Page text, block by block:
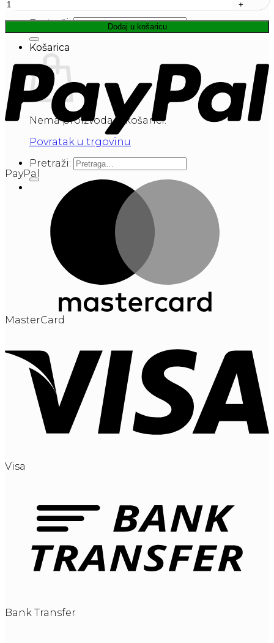
Pretraži:
Košarica
Nema proizvoda u košarici.
Povratak u trgovinu
Pretraži:
Dodaj u košaricu
PayPal
MasterCard
Visa
Bank Transfer